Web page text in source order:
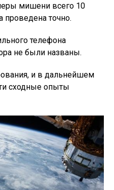
мишени всего 10
проведена точно.
телефона
не были названы.
и в дальнейшем
сходные опыты